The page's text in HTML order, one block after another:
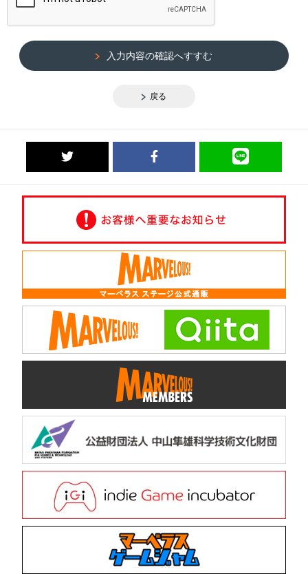
戻る
入力内容の確認へすすむ